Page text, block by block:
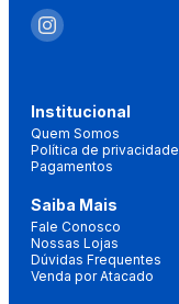
Institucional
Quem Somos
Política de privacidade
Pagamentos
Saiba Mais
Fale Conosco
Nossas Lojas
Dúvidas Frequentes
Venda por Atacado